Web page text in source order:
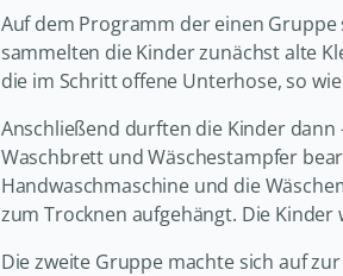
Auf dem Programm der einen
sammelten die Kinder zunächst alte
die im Schritt offene Unterhose, so
Anschließend durften die Kinder dann
Waschbrett und Wäschestampfer
Handwaschmaschine und die
zum Trocknen aufgehängt. Die
Die zweite Gruppe machte sich auf